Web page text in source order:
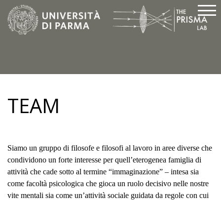
TEAM
Siamo un gruppo di filosofe e filosofi al lavoro in aree diverse che
condividono un forte interesse per quell’eterogenea famiglia di
attività che cade sotto al termine “immaginazione” – intesa sia
come facoltà psicologica che gioca un ruolo decisivo nelle nostre
vite mentali sia come un’attività sociale guidata da regole con cui